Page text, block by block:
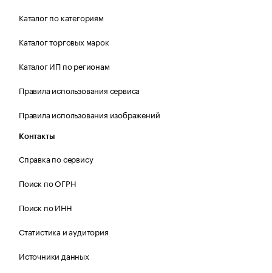
Каталог по категориям
Каталог торговых марок
Каталог ИП по регионам
Правила использования сервиса
Правила использования изображений
Контакты
Справка по сервису
Поиск по ОГРН
Поиск по ИНН
Статистика и аудитория
Источники данных